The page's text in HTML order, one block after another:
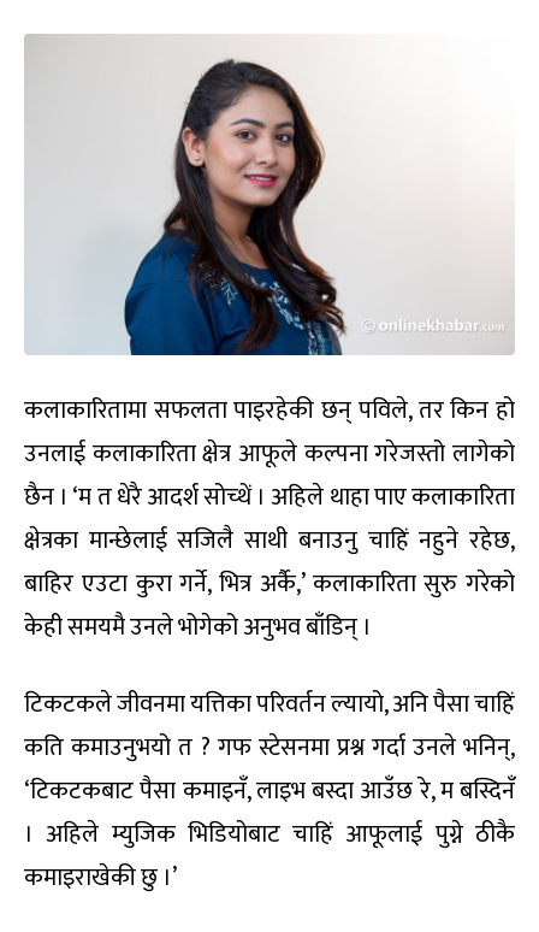
कलाकारितामा सफलता पाइरहेकी छन् पविले, तर किन हो
उनलाई कलाकारिता क्षेत्र आफूले कल्पना गरेजस्तो लागेको
छैन । ‘म त धेरै आदर्श सोच्थें । अहिले थाहा पाए कलाकारिता
क्षेत्रका मान्छेलाई सजिलै साथी बनाउनु चाहिं नहुने रहेछ,
बाहिर एउटा कुरा गर्ने, भित्र अर्कै,’ कलाकारिता सुरु गरेको
केही समयमै उनले भोगेको अनुभव बाँडिन् ।
टिकटकले जीवनमा यत्तिका परिवर्तन ल्यायो, अनि पैसा चाहिं
कति कमाउनुभयो त ? गफ स्टेसनमा प्रश्न गर्दा उनले भनिन्,
‘टिकटकबाट पैसा कमाइनँ, लाइभ बस्दा आउँछ रे, म बस्दिनँ
। अहिले म्युजिक भिडियोबाट चाहिं आफूलाई पुग्ने ठीकै
कमाइराखेकी छु ।’